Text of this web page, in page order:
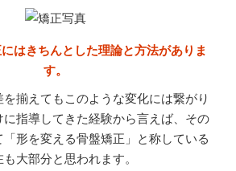
はきちんとした理論と方法がありま
す。
揃えてもこのような変化には繋がり
に指導してきた経験から言えば、その
形を変える骨盤矯正」と称している
大部分と思われます。